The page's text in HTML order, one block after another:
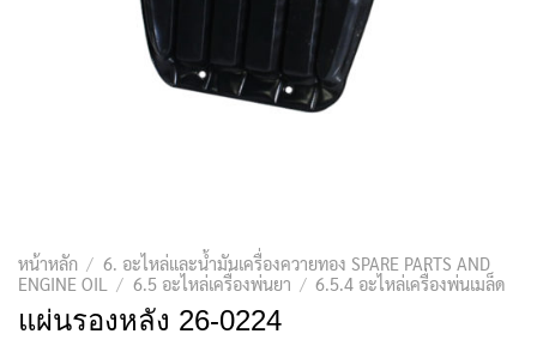
หน้าหลัก / 6. อะไหล่และน้ำมันเครื่องควายทอง SPARE PARTS AND
ENGINE OIL
/ 6.5 อะไหล่เครื่องพ่นยา / 6.5.4 อะไหล่เครื่องพ่นเมล็ด
แผ่นรองหลัง 26-0224